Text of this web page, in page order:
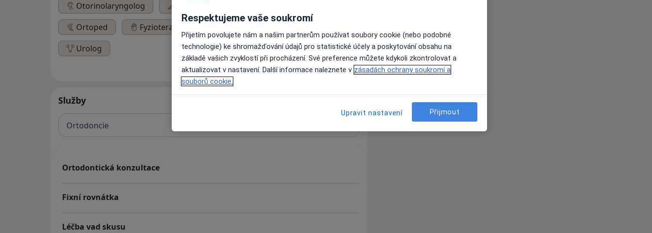
Otorinolaryngolog
Ortoped
Fyzioterapeut
Urolog
Hledejte jinou specializaci
Služby
Ortodoncie
Ortodontická konzultace
Fixní rovnátka
Léčba vad skusu
Respektujeme vaše soukromí
Přijetím povolujete nám a našim partnerům používat soubory cookie (nebo podobné
technologie) ke shromažďování údajů pro statistické účely a poskytování obsahu na
základě vašich zvyklostí při procházení. Své preference můžete kdykoli zkontrolovat a
aktualizovat v nastavení. Další informace naleznete v zásadách ochrany soukromí a
souborů cookie.
Upravit nastavení Přijmout